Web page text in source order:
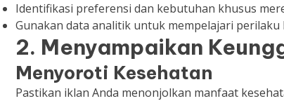
Identifikasi preferensi dan kebutuhan khusus
Gunakan data analitik untuk mempelajari perilaku
2. Menyampaikan
Menyoroti Kesehatan
Pastikan iklan Anda menonjolkan manfaat